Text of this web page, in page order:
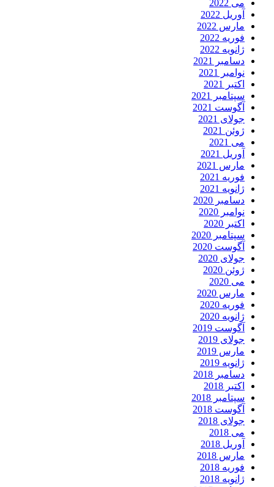
می 2022
آوریل 2022
مارس 2022
فوریه 2022
ژانویه 2022
دسامبر 2021
نوامبر 2021
اکتبر 2021
سپتامبر 2021
آگوست 2021
جولای 2021
ژوئن 2021
می 2021
آوریل 2021
مارس 2021
فوریه 2021
ژانویه 2021
دسامبر 2020
نوامبر 2020
اکتبر 2020
سپتامبر 2020
آگوست 2020
جولای 2020
ژوئن 2020
می 2020
مارس 2020
فوریه 2020
ژانویه 2020
آگوست 2019
جولای 2019
مارس 2019
ژانویه 2019
دسامبر 2018
اکتبر 2018
سپتامبر 2018
آگوست 2018
جولای 2018
می 2018
آوریل 2018
مارس 2018
فوریه 2018
ژانویه 2018